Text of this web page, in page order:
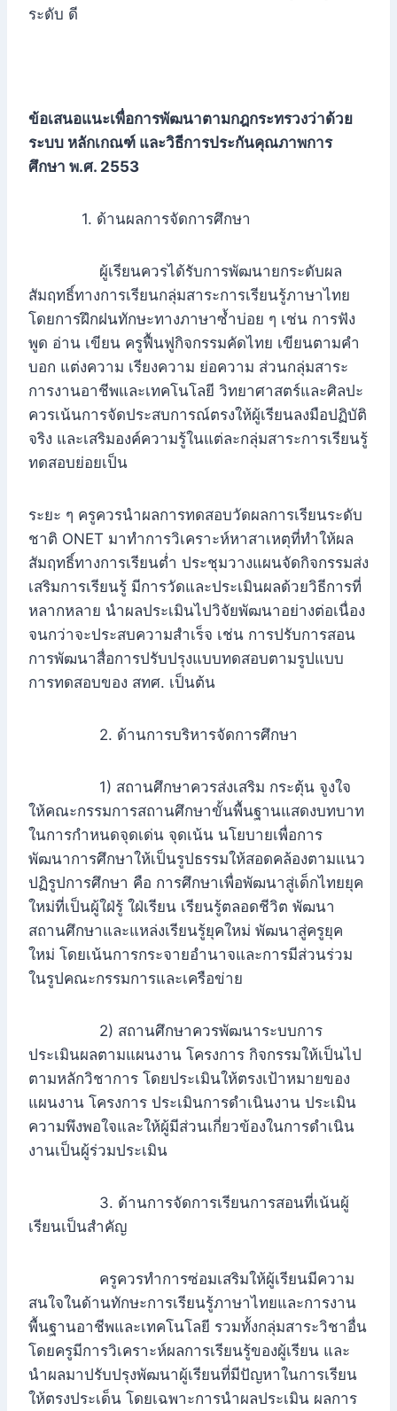
ระดับ ดี
ข้อเสนอแนะเพื่อการพัฒนาตามกฎกระทรวงว่าด้วย
ระบบ หลักเกณฑ์ และวิธีการประกันคุณภาพการ
ศึกษา พ.ศ. 2553
1. ด้านผลการจัดการศึกษา
ผู้เรียนควรได้รับการพัฒนายกระดับผล
สัมฤทธิ์ทางการเรียนกลุ่มสาระการเรียนรู้ภาษาไทย
โดยการฝึกฝนทักษะทางภาษาซ้ำบ่อย ๆ เช่น การฟัง
พูด อ่าน เขียน ครูฟื้นฟูกิจกรรมคัดไทย เขียนตามคำ
บอก แต่งความ เรียงความ ย่อความ ส่วนกลุ่มสาระ
การงานอาชีพและเทคโนโลยี วิทยาศาสตร์และศิลปะ
ควรเน้นการจัดประสบการณ์ตรงให้ผู้เรียนลงมือปฏิบัติ
จริง และเสริมองค์ความรู้ในแต่ละกลุ่มสาระการเรียนรู้
ทดสอบย่อยเป็น
ระยะ ๆ ครูควรนำผลการทดสอบวัดผลการเรียนระดับ
ชาติ ONET มาทำการวิเคราะห์หาสาเหตุที่ทำให้ผล
สัมฤทธิ์ทางการเรียนต่ำ ประชุมวางแผนจัดกิจกรรมส่ง
เสริมการเรียนรู้ มีการวัดและประเมินผลด้วยวิธีการที่
หลากหลาย นำผลประเมินไปวิจัยพัฒนาอย่างต่อเนื่อง
จนกว่าจะประสบความสำเร็จ เช่น การปรับการสอน
การพัฒนาสื่อการปรับปรุงแบบทดสอบตามรูปแบบ
การทดสอบของ สทศ. เป็นต้น
2. ด้านการบริหารจัดการศึกษา
1) สถานศึกษาควรส่งเสริม กระตุ้น จูงใจ
ให้คณะกรรมการสถานศึกษาขั้นพื้นฐานแสดงบทบาท
ในการกำหนดจุดเด่น จุดเน้น นโยบายเพื่อการ
พัฒนาการศึกษาให้เป็นรูปธรรมให้สอดคล้องตามแนว
ปฏิรูปการศึกษา คือ การศึกษาเพื่อพัฒนาสู่เด็กไทยยุค
ใหม่ที่เป็นผู้ใฝ่รู้ ใฝ่เรียน เรียนรู้ตลอดชีวิต พัฒนา
สถานศึกษาและแหล่งเรียนรู้ยุคใหม่ พัฒนาสู่ครูยุค
ใหม่ โดยเน้นการกระจายอำนาจและการมีส่วนร่วม
ในรูปคณะกรรมการและเครือข่าย
2) สถานศึกษาควรพัฒนาระบบการ
ประเมินผลตามแผนงาน โครงการ กิจกรรมให้เป็นไป
ตามหลักวิชาการ โดยประเมินให้ตรงเป้าหมายของ
แผนงาน โครงการ ประเมินการดำเนินงาน ประเมิน
ความพึงพอใจและให้ผู้มีส่วนเกี่ยวข้องในการดำเนิน
งานเป็นผู้ร่วมประเมิน
3. ด้านการจัดการเรียนการสอนที่เน้นผู้
เรียนเป็นสำคัญ
ครูควรทำการซ่อมเสริมให้ผู้เรียนมีความ
สนใจในด้านทักษะการเรียนรู้ภาษาไทยและการงาน
พื้นฐานอาชีพและเทคโนโลยี รวมทั้งกลุ่มสาระวิชาอื่น
โดยครูมีการวิเคราะห์ผลการเรียนรู้ของผู้เรียน และ
นำผลมาปรับปรุงพัฒนาผู้เรียนที่มีปัญหาในการเรียน
ให้ตรงประเด็น โดยเฉพาะการนำผลประเมิน ผลการ